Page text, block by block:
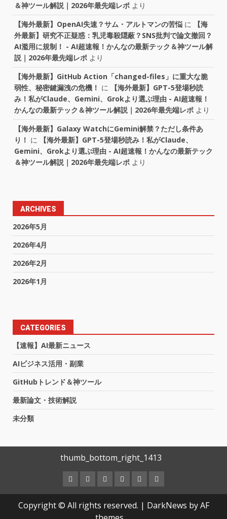
＆神ツール解説｜2026年最先端レポ より
【海外最新】OpenAI失速？サム・アルトマンの苦悩 に
【海
外最新】研究不正疑惑：乳児毒殺隠蔽？SNS批判で論文撤回？
AI濫用に規制！ - AI超速報！かんなの最新テック＆神ツール解
説｜2026年最先端レポ より
【海外最新】GitHub Action「changed-files」に重大な脆
弱性、秘密鍵漏洩の危機！ に
【海外最新】GPT-5登場秒読
み！私がClaude、Gemini、Grokより選ぶ理由 - AI超速報！
かんなの最新テック＆神ツール解説｜2026年最先端レポ より
【海外最新】Galaxy WatchにGemini解禁？ただし条件あ
り！ に
【海外最新】GPT-5登場秒読み！私がClaude、
Gemini、Grokより選ぶ理由 - AI超速報！かんなの最新テック
＆神ツール解説｜2026年最先端レポ より
ARCHIVES
2026年5月
2026年4月
2026年2月
2026年1月
CATEGORIES
【速報】AI最新ニュース
AIビジネス活用・副業
GitHubトレンド＆神ツール
最新論文・技術解説
未分類
thumb_bottom_right_1413
Copyright © All rights reserved. | DarkNews by AF